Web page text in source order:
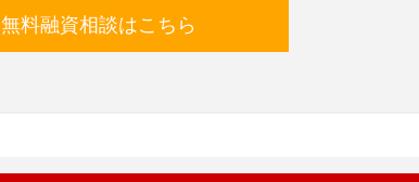
無料融資相談はこちら